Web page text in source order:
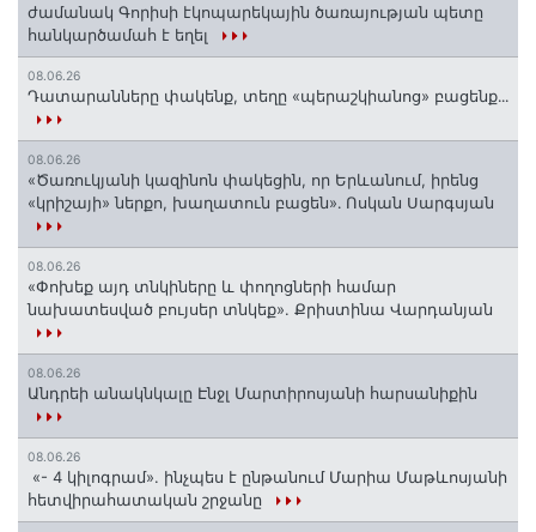
ժամանակ Գորիսի էկոպարեկային ծառայության պետը
հանկարծամահ է եղել
08.06.26
Դատարանները փակենք, տեղը «պերաշկիանոց» բացենք․․․
08.06.26
«Ծառուկյանի կազինոն փակեցին, որ Երևանում, իրենց
«կրիշայի» ներքո, խաղատուն բացեն»․ Ոսկան Սարգսյան
08.06.26
«Փոխեք այդ տնկիները և փողոցների համար
նախատեսված բույսեր տնկեք». Քրիստինա Վարդանյան
08.06.26
Անդրեի անակնկալը Էնջլ Մարտիրոսյանի հարսանիքին
08.06.26
«- 4 կիլոգրամ». ինչպես է ընթանում Մարիա Մաթևոսյանի
հետվիրահատական շրջանը